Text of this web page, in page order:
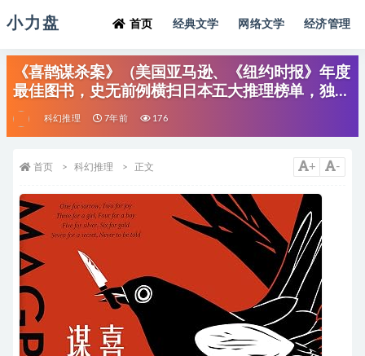
小力盘 首页 经典文学 网络文学 经济管理
《喜鹊谋杀案》（美国亚马逊、《纽约时报》年度
最佳图书，史无前例横扫日本五大推理榜单，独特
的书中书、案中案，双重谜题带来双倍战栗！）安
东尼·霍洛维茨【文字版_PDF电子书_下载】
科幻推理 7年前 176
+ -
首页 科幻推理 正文